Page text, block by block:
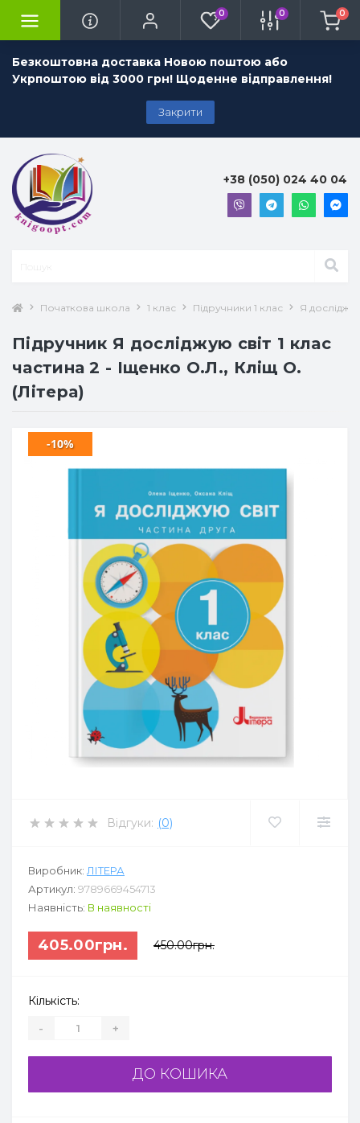
Безкоштовна доставка Новою поштою або
Укрпоштою від 3000 грн! Щоденне відправлення!
Закрити
0 0 0
+38 (050) 024 40 04
Початкова школа 1 клас Підручники 1 клас Я
Підручник Я досліджую світ 1 клас
частина 2 - Іщенко О.Л., Кліщ О.
(Літера)
-10%
Відгуки: (0)
Виробник: ЛІТЕРА
Артикул: 9789669454713
Наявність: В наявності
405.00грн. 450.00грн.
Кількість:
- +
ДО КОШИКА